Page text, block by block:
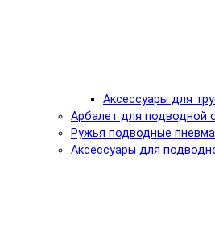
Аксессуары для
Арбалет для подводной
Ружья подводные
Аксессуары для